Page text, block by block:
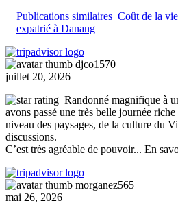
Publications similaires Coût de la
expatrié à Danang
djco1570
juillet 20, 2026
Randonné magnifique à
avons passé une très belle journée
niveau des paysages, de la culture du
discussions.
C’est très agréable de pouvoir... En
morganez565
mai 26, 2026